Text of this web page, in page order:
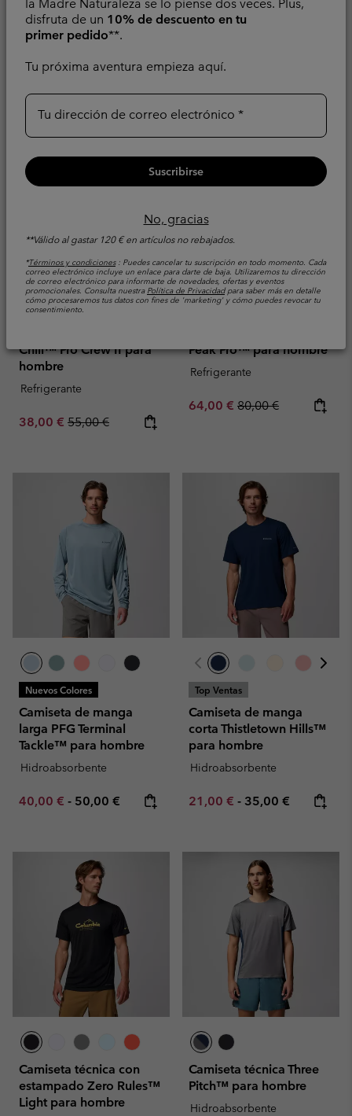
la Madre Naturaleza se lo piense dos veces. Plus,
disfruta de un 10% de descuento en tu
primer pedido**.
Tu próxima aventura empieza aquí.
Tu dirección de correo electrónico
Suscribirse
No, gracias
**Válido al gastar 120 € en artículos no rebajados.
*Términos y condiciones: Puedes cancelar tu suscripción en todo momento. Cada
correo electrónico incluye un enlace para darte de baja. Utilizaremos tu dirección
de correo electrónico para informarte de novedades, ofertas y eventos
promocionales. Consulta nuestra Política de Privacidadpara saber más en detalle
cómo procesaremos tus datos con fines de 'marketing' y cómo puedes revocar tu
consentimiento.
Hidroabsorbente
Minimum sale price:
Minimum sale price:
42,00 €-Maximum sale
48,00 €
Camiseta técnica de
Chill™ Pro Crew II para
hombre
Refrigerante
Sale price:
38,00 € Regular price:
55,00 €
Peak Pro™ para hombre
Refrigerante
Sale price:
64,00 € Regular price:
80,00 €
Nuevos Colores
Camiseta de manga
larga PFG Terminal
Tackle™ para hombre
Hidroabsorbente
Minimum sale price:
40,00 € - Maximum price:
50,00 €
Top Ventas
Camiseta de manga
corta Thistletown Hills™
para hombre
Hidroabsorbente
Minimum sale price:
21,00 € - Maximum price:
35,00 €
Camiseta técnica con
estampado Zero Rules™
Light para hombre
Camiseta técnica Three
Pitch™ para hombre
Hidroabsorbente